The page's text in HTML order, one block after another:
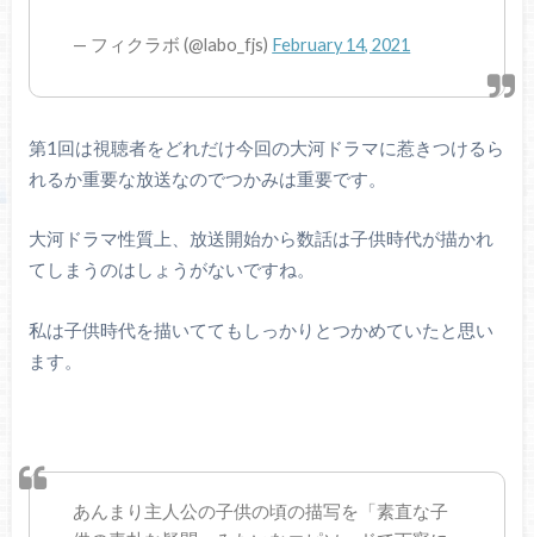
— フィクラボ (@labo_fjs) February 14, 2021
第1回は視聴者をどれだけ今回の大河ドラマに惹きつけるら
れるか重要な放送なのでつかみは重要です。
大河ドラマ性質上、放送開始から数話は子供時代が描かれ
てしまうのはしょうがないですね。
私は子供時代を描いててもしっかりとつかめていたと思い
ます。
あんまり主人公の子供の頃の描写を「素直な子